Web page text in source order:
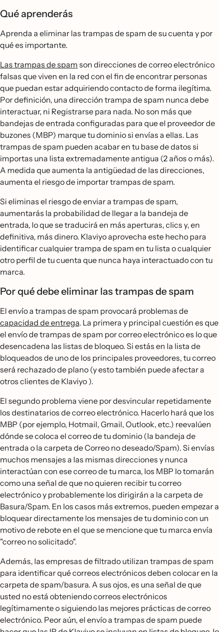
Qué aprenderás
Aprenda a eliminar las trampas de spam de su cuenta y por
qué es importante.
Las trampas de spam son direcciones de correo electrónico
falsas que viven en la red con el fin de encontrar personas
que puedan estar adquiriendo contacto de forma ilegítima.
Por definición, una dirección trampa de spam nunca debe
interactuar, ni Registrarse para nada. No son más que
bandejas de entrada configuradas para que el proveedor de
buzones (MBP) marque tu dominio si envías a ellas. Las
trampas de spam pueden acabar en tu base de datos si
importas una lista extremadamente antigua (2 años o más).
A medida que aumenta la antigüedad de las direcciones,
aumenta el riesgo de importar trampas de spam.
Si eliminas el riesgo de enviar a trampas de spam,
aumentarás la probabilidad de llegar a la bandeja de
entrada, lo que se traducirá en más aperturas, clics y, en
definitiva, más dinero. Klaviyo aprovecha este hecho para
identificar cualquier trampa de spam en tu lista o cualquier
otro perfil de tu cuenta que nunca haya interactuado con tu
marca.
Por qué debe eliminar las trampas de spam
El envío a trampas de spam provocará problemas de
capacidad de entrega. La primera y principal cuestión es que
el envío de trampas de spam por correo electrónico es lo que
desencadena las listas de bloqueo. Si estás en la lista de
bloqueados de uno de los principales proveedores, tu correo
será rechazado de plano (y esto también puede afectar a
otros clientes de Klaviyo ).
El segundo problema viene por desvincular repetidamente
los destinatarios de correo electrónico. Hacerlo hará que los
MBP (por ejemplo, Hotmail, Gmail, Outlook, etc.) reevalúen
dónde se coloca el correo de tu dominio (la bandeja de
entrada o la carpeta de Correo no deseado/Spam). Si envías
muchos mensajes a las mismas direcciones y nunca
interactúan con ese correo de tu marca, los MBP lo tomarán
como una señal de que no quieren recibir tu correo
electrónico y probablemente los dirigirán a la carpeta de
Basura/Spam. En los casos más extremos, pueden empezar a
bloquear directamente los mensajes de tu dominio con un
motivo de rebote en el que se mencione que tu marca envía
"correo no solicitado".
Además, las empresas de filtrado utilizan trampas de spam
para identificar qué correos electrónicos deben colocar en la
carpeta de spam/basura. A sus ojos, es una señal de que
usted no está obteniendo correos electrónicos
legítimamente o siguiendo las mejores prácticas de correo
electrónico. Peor aún, el envío a trampas de spam puede